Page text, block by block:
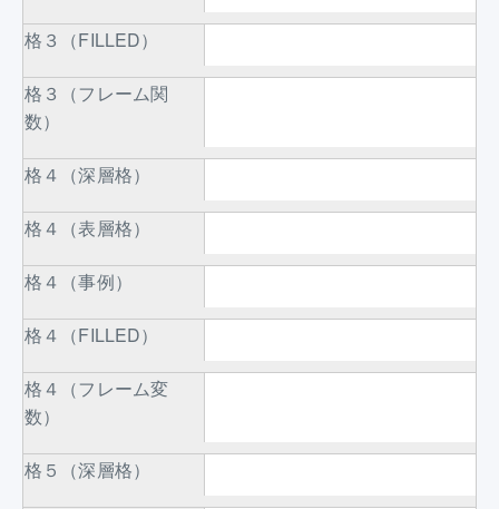
格３（FILLED）
格３（フレーム関
数）
格４（深層格）
格４（表層格）
格４（事例）
格４（FILLED）
格４（フレーム変
数）
格５（深層格）